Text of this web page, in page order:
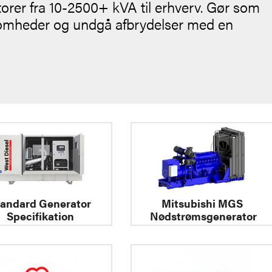
fra 10-2500+ kVA til erhverv. Gør som
og undgå afbrydelser med en
Generator
Specifikation
Mitsubishi MGS
Nødstrømsgenerator